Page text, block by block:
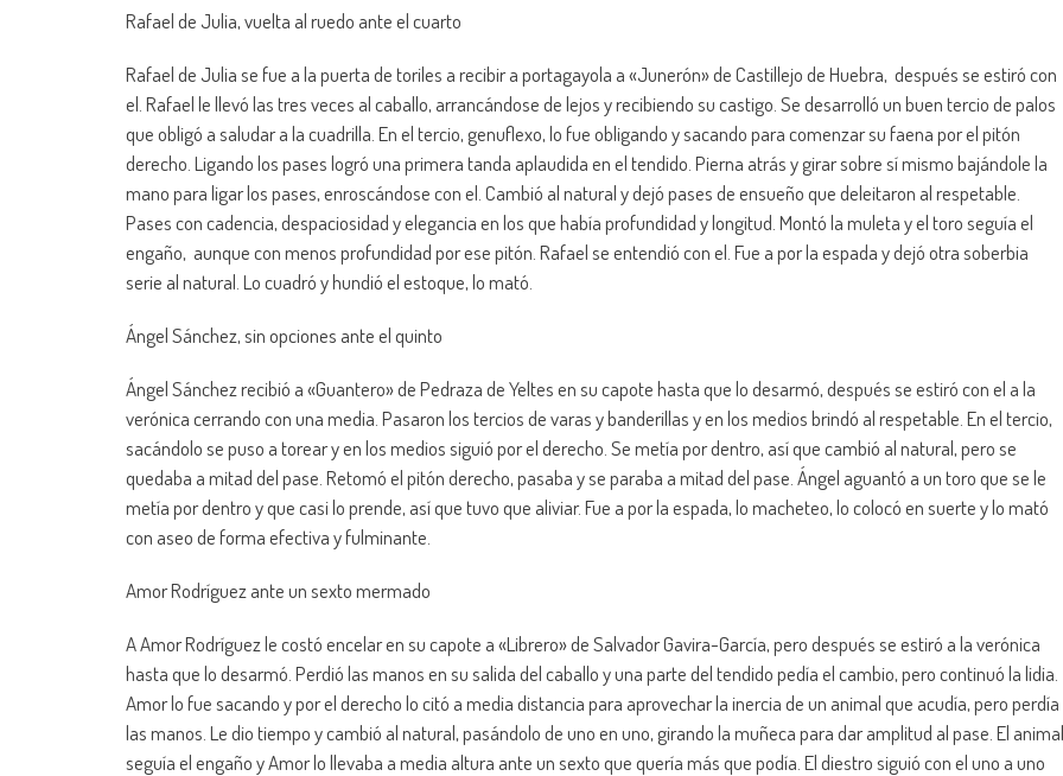
Rafael de Julia, vuelta al ruedo ante el cuarto
Rafael de Julia se fue a la puerta de toriles a recibir a portagayola a «Junerón» de Castillejo de Huebra, después se estiró con
el. Rafael le llevó las tres veces al caballo, arrancándose de lejos y recibiendo su castigo. Se desarrolló un buen tercio de palos
que obligó a saludar a la cuadrilla. En el tercio, genuflexo, lo fue obligando y sacando para comenzar su faena por el pitón
derecho. Ligando los pases logró una primera tanda aplaudida en el tendido. Pierna atrás y girar sobre sí mismo bajándole la
mano para ligar los pases, enroscándose con el. Cambió al natural y dejó pases de ensueño que deleitaron al respetable.
Pases con cadencia, despaciosidad y elegancia en los que había profundidad y longitud. Montó la muleta y el toro seguía el
engaño, aunque con menos profundidad por ese pitón. Rafael se entendió con el. Fue a por la espada y dejó otra soberbia
serie al natural. Lo cuadró y hundió el estoque, lo mató.
Ángel Sánchez, sin opciones ante el quinto
Ángel Sánchez recibió a «Guantero» de Pedraza de Yeltes en su capote hasta que lo desarmó, después se estiró con el a la
verónica cerrando con una media. Pasaron los tercios de varas y banderillas y en los medios brindó al respetable. En el tercio,
sacándolo se puso a torear y en los medios siguió por el derecho. Se metía por dentro, así que cambió al natural, pero se
quedaba a mitad del pase. Retomó el pitón derecho, pasaba y se paraba a mitad del pase. Ángel aguantó a un toro que se le
metía por dentro y que casi lo prende, así que tuvo que aliviar. Fue a por la espada, lo macheteo, lo colocó en suerte y lo mató
con aseo de forma efectiva y fulminante.
Amor Rodríguez ante un sexto mermado
A Amor Rodríguez le costó encelar en su capote a «Librero» de Salvador Gavira-García, pero después se estiró a la verónica
hasta que lo desarmó. Perdió las manos en su salida del caballo y una parte del tendido pedía el cambio, pero continuó la lidia.
Amor lo fue sacando y por el derecho lo citó a media distancia para aprovechar la inercia de un animal que acudía, pero perdía
las manos. Le dio tiempo y cambió al natural, pasándolo de uno en uno, girando la muñeca para dar amplitud al pase. El animal
seguía el engaño y Amor lo llevaba a media altura ante un sexto que quería más que podía. El diestro siguió con el uno a uno